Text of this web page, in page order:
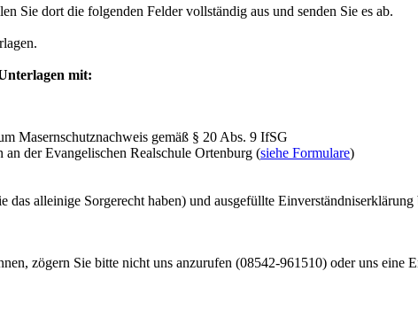
Sie dort die folgenden Felder vollständig aus und senden Sie es ab.
mit:
Masernschutznachweis gemäß § 20 Abs. 9 IfSG
an der Evangelischen Realschule Ortenburg (siehe Formulare)
das alleinige Sorgerecht haben) und ausgefüllte
zögern Sie bitte nicht uns anzurufen (08542-961510) oder uns eine